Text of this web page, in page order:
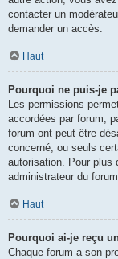
contacter un
demander un accès.
Haut
Pourquoi ne puis-je
Les permissions
accordées par forum,
forum ont peut-être
concerné, ou seuls
autorisation. Pour plus
administrateur du
Haut
Pourquoi ai-je reçu
Chaque forum a son